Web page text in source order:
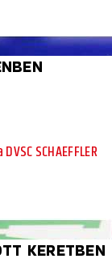
SCHAEFFLER
KERETBEN